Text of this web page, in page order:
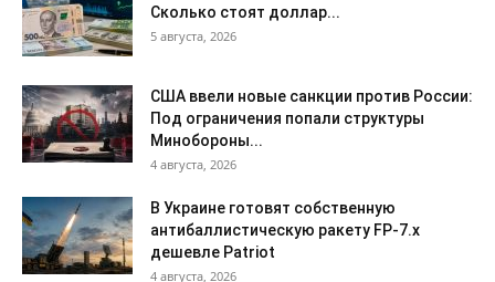
Сколько стоят доллар...
5 августа, 2026
США ввели новые санкции против России:
Под ограничения попали структуры
Минобороны...
4 августа, 2026
В Украине готовят собственную
антибаллистическую ракету FP-7.x
дешевле Patriot
4 августа, 2026